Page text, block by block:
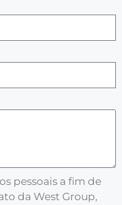
pessoais a fim de
da West Group,